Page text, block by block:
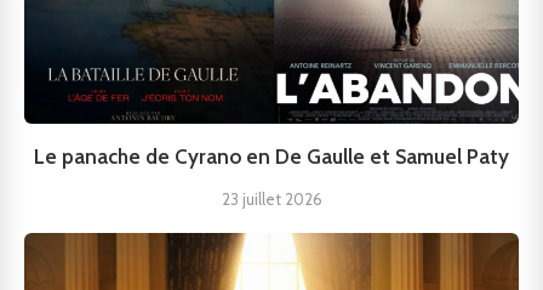
Le panache de Cyrano en De Gaulle et Samuel Paty
23 juillet 2026